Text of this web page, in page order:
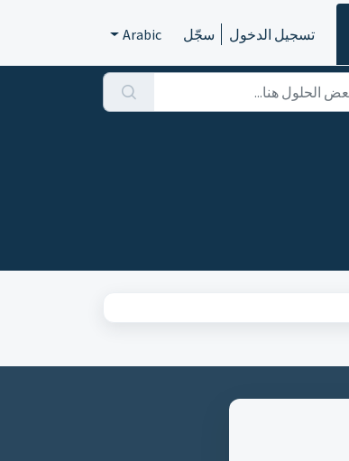
تسجيل الدخول سجّل Arabic